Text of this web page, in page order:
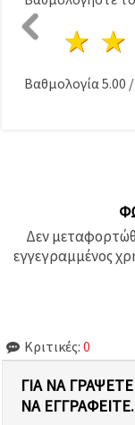
1
Βαθμολογία 5.00 /
Δεν
εγγεγραμμένος
Κριτικές: 0
ΓΙΑ ΝΑ
Α ΕΓΓΡΑΦΕΊΤΕ.